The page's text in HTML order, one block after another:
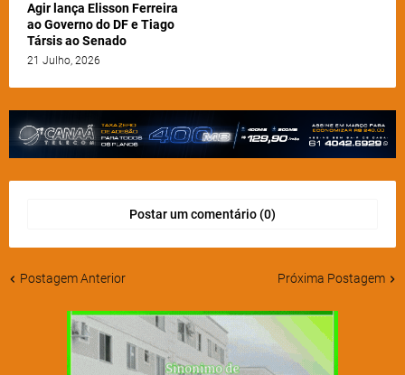
Agir lança Elisson Ferreira
ao Governo do DF e Tiago
Társis ao Senado
21 Julho, 2026
Postar um comentário (0)
Postagem Anterior Próxima Postagem